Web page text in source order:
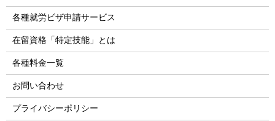
各種就労ビザ申請サービス
在留資格「特定技能」とは
各種料金一覧
お問い合わせ
プライバシーポリシー